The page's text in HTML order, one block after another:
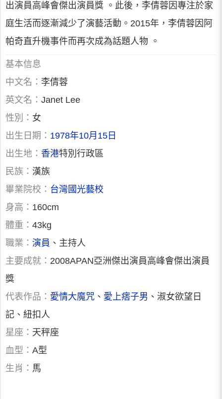
出演員高峰會傑出演員獎 。此後，李倩蓉因專注於家
庭生活而逐漸減少了演藝活動。2015年，李倩蓉因阿
帕奇直升機事件而再次成為話題人物 。
基本信息
中文名： 李倩蓉
英文名： Janet Lee
性別： 女
出生日期： 1978年10月15日
出生地： 香港特別行政區
民族： 漢族
畢業院校： 台灣國光藝校
身高： 160cm
體重： 43kg
職業： 演員 、主持人
主要成就： 2008APAN亞洲傑出演員高峰會傑出演員
獎
代表作品： 愛情大魔咒 、 愛上痞子男 、淑女欲望日
記、紐扣人
星座： 天秤座
血型： A型
生肖： 馬